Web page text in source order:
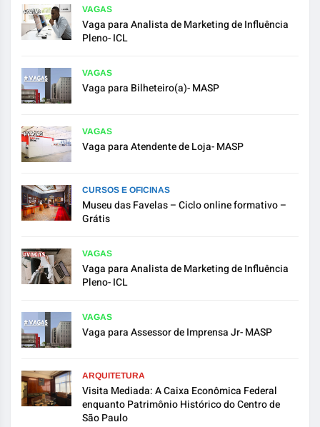
VAGAS
Vaga para Analista de Marketing de Influência
Pleno- ICL
VAGAS
Vaga para Bilheteiro(a)- MASP
VAGAS
Vaga para Atendente de Loja- MASP
CURSOS E OFICINAS
Museu das Favelas – Ciclo online formativo –
Grátis
VAGAS
Vaga para Analista de Marketing de Influência
Pleno- ICL
VAGAS
Vaga para Assessor de Imprensa Jr- MASP
ARQUITETURA
Visita Mediada: A Caixa Econômica Federal
enquanto Patrimônio Histórico do Centro de
São Paulo